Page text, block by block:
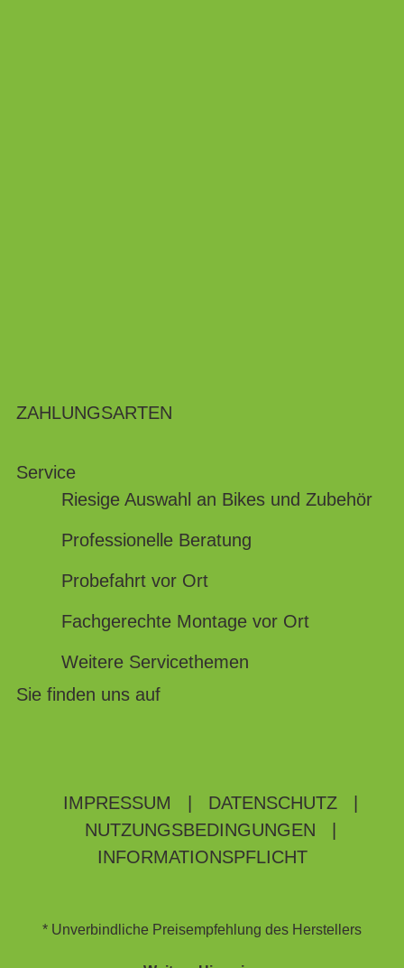
ZAHLUNGSARTEN
Service
Riesige Auswahl an Bikes und Zubehör
Professionelle Beratung
Probefahrt vor Ort
Fachgerechte Montage vor Ort
Weitere Servicethemen
Sie finden uns auf
IMPRESSUM DATENSCHUTZ
NUTZUNGSBEDINGUNGEN
INFORMATIONSPFLICHT
* Unverbindliche Preisempfehlung des Herstellers